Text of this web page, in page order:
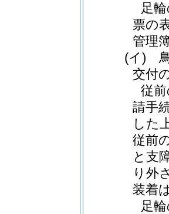
足
票の
管理
(イ)
交付
従
請手
した
従前
と支
り外
装着
足